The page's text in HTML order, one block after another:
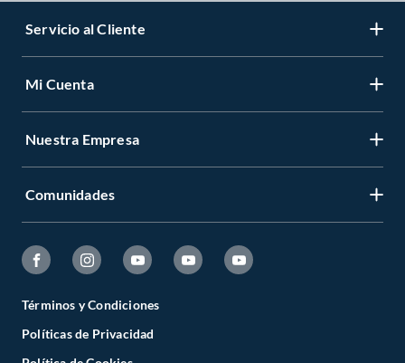
Servicio al Cliente
Mi Cuenta
Nuestra Empresa
Comunidades
Términos y Condiciones
Políticas de Privacidad